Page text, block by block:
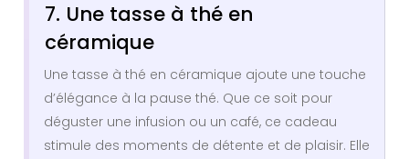
7. Une tasse à thé en
céramique
Une tasse à thé en céramique ajoute une touche
d’élégance à la pause thé. Que ce soit pour
déguster une infusion ou un café, ce cadeau
stimule des moments de détente et de plaisir. Elle